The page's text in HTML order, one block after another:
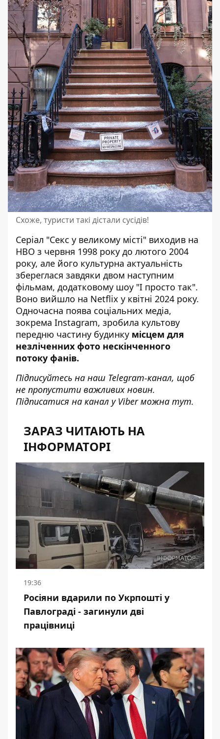
Схоже, туристи такі дістали сусідів!
Серіал "Секс у великому місті" виходив на
HBO з червня 1998 року до лютого 2004
року, але його культурна актуальність
збереглася завдяки двом наступним
фільмам, додатковому шоу "І просто так".
Воно вийшло на Netflix у квітні 2024 року.
Одночасна поява соціальних медіа,
зокрема Instagram, зробила культову
передню частину будинку місцем для
незліченних фото нескінченного
потоку фанів.
Підписуйтесь на наш Telegram-канал, щоб
не пропустити важливих новин.
Підписатися на канал у Viber можна тут.
ЗАРАЗ ЧИТАЮТЬ НА
ІНФОРМАТОРІ
19:36
Росіяни вдарили по Укрпошті у
Павлограді - загинули дві
працівниці